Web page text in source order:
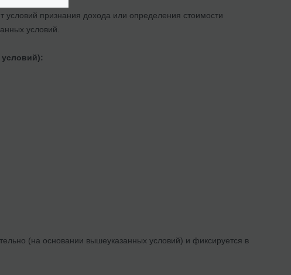
условий признания дохода или определения стоимости
условий.
(на основании вышеуказанных условий) и фиксируется в